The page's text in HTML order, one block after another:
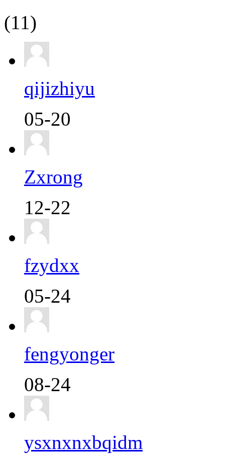
(11)
qijizhiyu
05-20
Zxrong
12-22
fzydxx
05-24
fengyonger
08-24
ysxnxnxbqidm